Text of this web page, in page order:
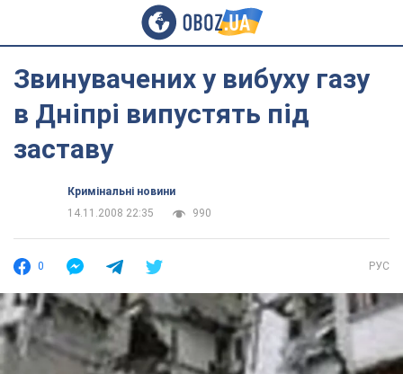
Звинувачених у вибуху газу
в Дніпрі випустять під
заставу
Кримінальні новини
14.11.2008 22:35
990
0 РУС